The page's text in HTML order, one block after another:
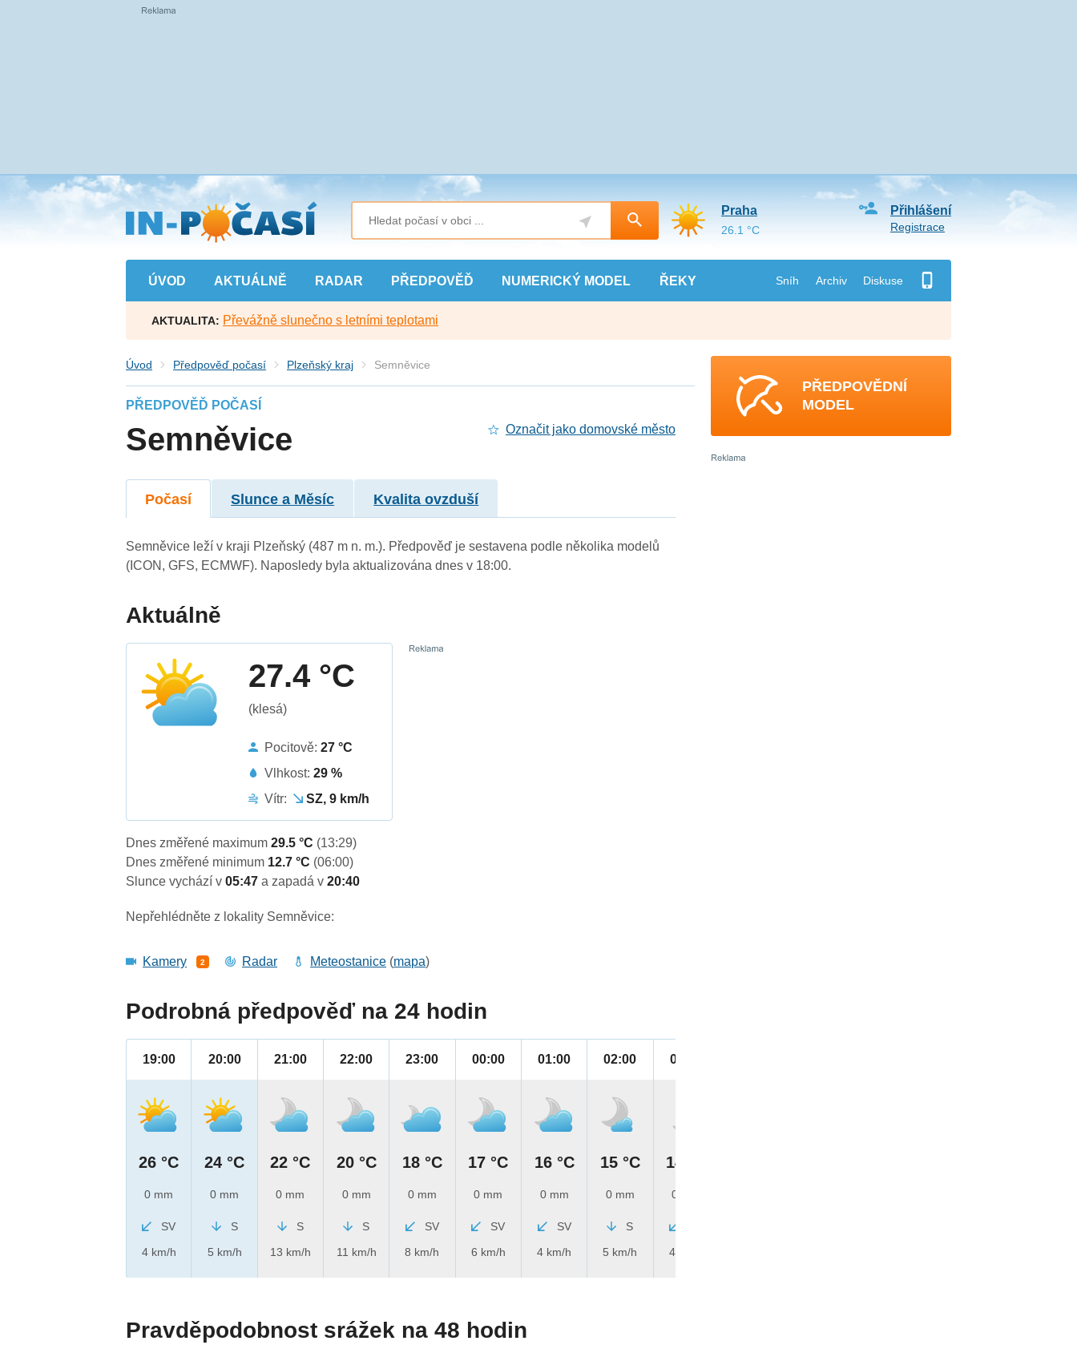
Přejít
na
hlavní
obsah
ÚVOD AKTUÁLNĚ RADAR PŘEDPOVĚĎ NUMERICKÝ MODEL ŘEKY Sníh Archiv Diskuse
Přihlášení
Registrace
Praha
26.1 °C
AKTUALITA: Převážně slunečno s letními teplotami
Úvod Předpověď počasí Plzeňský kraj Semněvice
PŘEDPOVĚĎ POČASÍ
Semněvice Označit jako domovské město
Počasí Slunce a Měsíc Kvalita ovzduší
Semněvice leží v kraji Plzeňský (487 m n. m.). Předpověď je sestavena podle několika modelů
(ICON, GFS, ECMWF). Naposledy byla aktualizována dnes v 18:00.
Aktuálně
27.4 °C
(klesá)
Pocitově:27 °C
Vlhkost:29 %
Vítr:
SZ, 9 km/h
Dnes změřené maximum29.5 °C (13:29)
Dnes změřené minimum 12.7 °C (06:00)
Slunce vychází v05:47a zapadá v20:40
Nepřehlédněte z lokality Semněvice:
Kamery 2 Radar Meteostanice (mapa)
Podrobná předpověď na 24 hodin
19:00
26 °C
0 mm
SV
4 km/h
20:00
24 °C
0 mm
S
5 km/h
21:00
22 °C
0 mm
S
13 km/h
22:00
20 °C
0 mm
S
11 km/h
23:00
18 °C
0 mm
SV
8 km/h
00:00
17 °C
0 mm
SV
6 km/h
01:00
16 °C
0 mm
SV
4 km/h
02:00
15 °C
0 mm
S
5 km/h
03:00
14 °C
0 mm
4 km/h
Pravděpodobnost srážek na 48 hodin
PŘEDPOVĚDNÍ
MODEL